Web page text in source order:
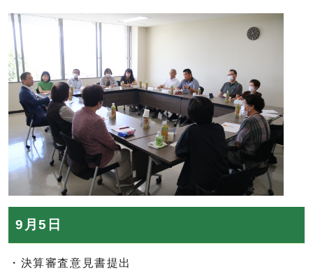
9月5日
・決算審査意見書提出